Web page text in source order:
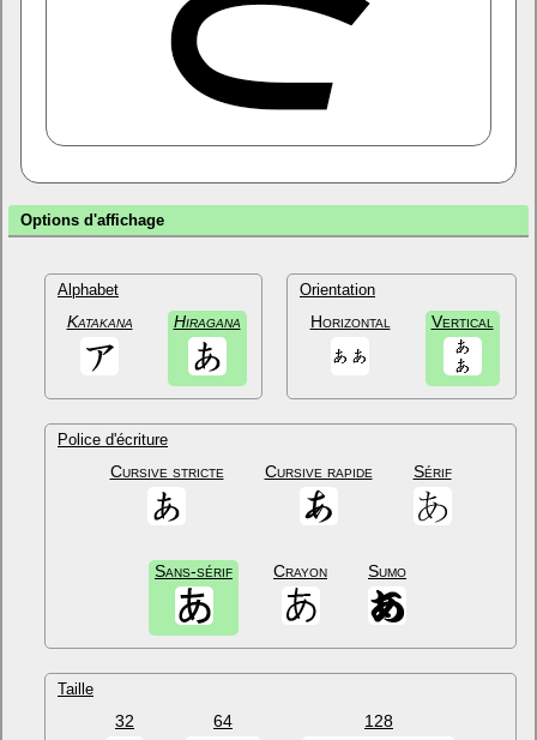
Options d'affichage
Alphabet
Katakana Hiragana
Orientation
Horizontal Vertical
Police d'écriture
Cursive stricte Cursive rapide Sérif
Sans-sérif Crayon Sumo
Taille
32 64 128